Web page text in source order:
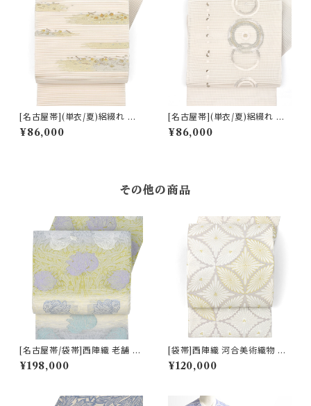
[名古屋帯](単衣/夏)絽綴れ 西
陣 老舗 都 謹製 夕霧 八寸帯 正
絹 日本製(商品番号:22371)
¥86,000
[名古屋帯](単衣/夏)絽綴れ 西
陣 老舗 都 謹製 輪 八寸帯 正絹
日本製(商品番号:22369)
¥86,000
その他の商品
[名古屋帯/袋帯]西陣織 老舗 京
藝 謹製 ヴィクトリア・デザイン
天然石糸 子猫鍵しっぽ 九寸帯
¥198,000
[袋帯]西陣織 河合美術織物 謹
製 唐織り 能寿大唐松七宝文 正
絹 日本製(商品番号:20086) フ
¥120,000